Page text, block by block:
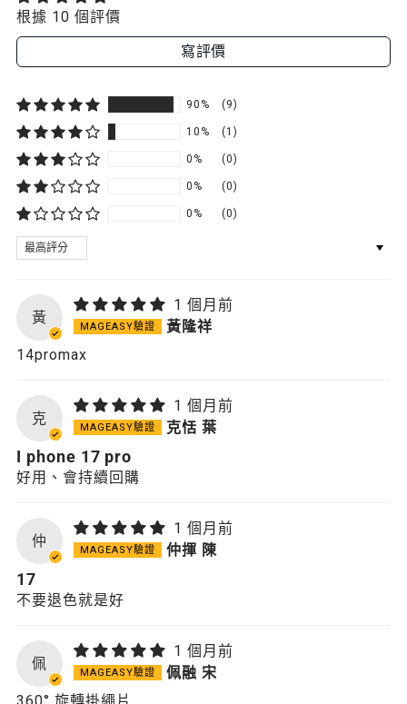
根據 10 個評價
寫評價
90% (9)
10% (1)
0% (0)
0% (0)
0% (0)
SORT BY
黃
1 個月前
黃隆祥
14promax
克
1 個月前
克恬 葉
I phone 17 pro
好用、會持續回購
仲
1 個月前
仲揮 陳
17
不要退色就是好
佩
1 個月前
佩融 宋